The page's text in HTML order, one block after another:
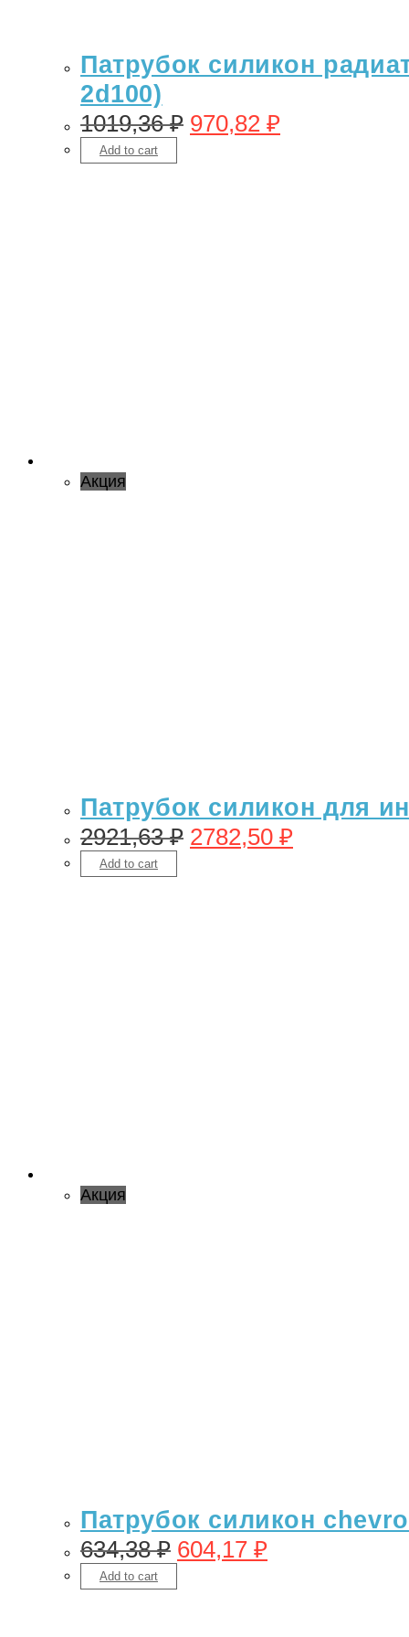
Патрубок силикон
2d100)
1019,36₽ 970,82 ₽
Add to cart
Акция
Патрубок силикон для
2921,63₽ 2782,50 ₽
Add to cart
Акция
Патрубок силикон
634,38₽ 604,17 ₽
Add to cart